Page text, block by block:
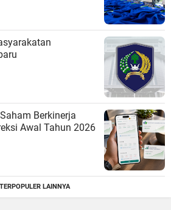
Berkinerja
Awal Tahun 2026
TERPOPULER LAINNYA